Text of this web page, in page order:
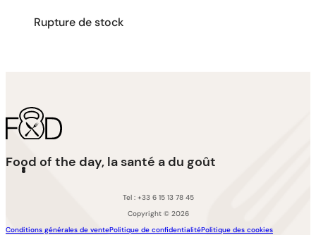
Rupture de stock
Food of the day, la santé a du goût
Tel : +33 6 15 13 78 45
Copyright © 2026
Conditions générales de ventePolitique de confidentialitéPolitique des cookies